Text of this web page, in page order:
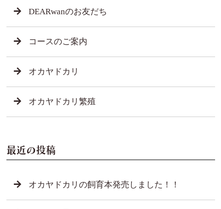
DEARwanのお友だち
コースのご案内
オカヤドカリ
オカヤドカリ繁殖
最近の投稿
オカヤドカリの飼育本発売しました！！